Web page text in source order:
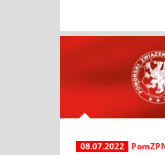
08.07.2022